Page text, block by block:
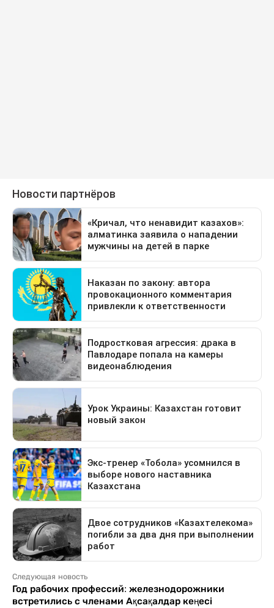
Следующая новость
Год рабочих профессий: железнодорожники
встретились с членами Ақсақалдар кеңесі